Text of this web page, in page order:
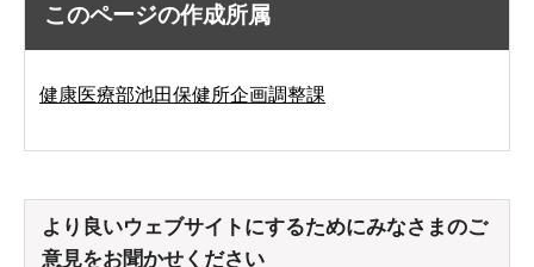
このページの作成所属
健康医療部池田保健所企画調整課
より良いウェブサイトにするためにみなさまのご
意見をお聞かせください